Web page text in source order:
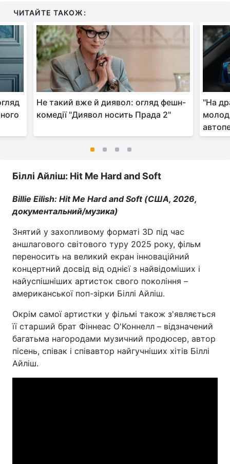
ЧИТАЙТЕ ТАКОЖ:
Не такий вже й диявол: огляд фешн-
комедії "Диявол носить Прада 2"
"На
Біллі Айліш: Hit Me Hard and Soft
Billie Eilish: Hit Me Hard and Soft (США, 2026,
документальний/музика)
Знятий у захопливому форматі 3D під час
аншлагового світового туру 2025 року, фільм
переносить на великий екран інноваційний
концертний досвід від однієї з найвідоміших і
найуспішніших артисток свого покоління –
американської поп-зірки Біллі Айліш.
Окрім самої артистки у фільмі також з'являється
її старший брат Фіннеас О'Коннелл – відзначений
багатьма нагородами музичний продюсер, автор
пісень, співак і співавтор найгучніших хітів Біллі
Айліш.